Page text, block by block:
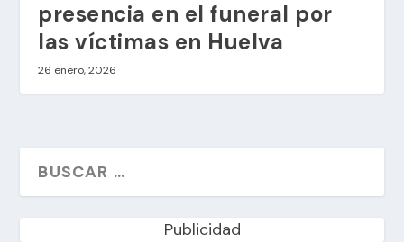
presencia en el funeral por
las víctimas en Huelva
26 enero, 2026
Publicidad